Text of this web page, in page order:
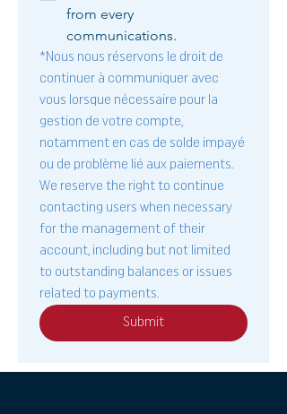
from every
*Nous nous réservons le droit de
continuer à communiquer avec
vous lorsque nécessaire pour la
gestion de votre compte,
notamment en cas de solde impayé
ou de problème lié aux paiements.
We reserve the right to continue
contacting users when necessary
for the management of their
account, including but not limited
to outstanding balances or issues
related to payments.
Submit